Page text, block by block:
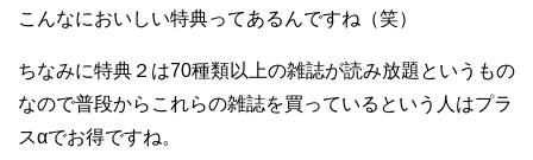
こんなにおいしい特典ってあるんですね（笑）
ちなみに特典２は70種類以上の雑誌が読み放題というもの
なので普段からこれらの雑誌を買っているという人はプラ
スαでお得ですね。